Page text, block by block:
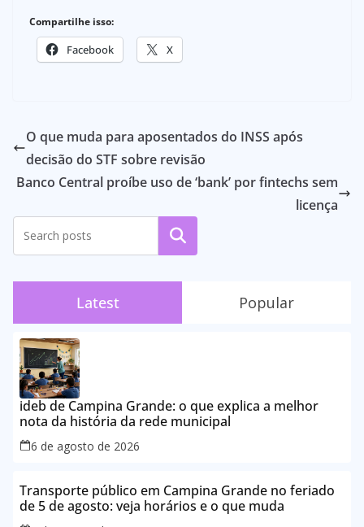
Compartilhe isso:
Facebook X
O que muda para aposentados do INSS após
decisão do STF sobre revisão
Banco Central proíbe uso de ‘bank’ por fintechs sem
licença
Pesquisar
Latest Popular
ideb de Campina Grande: o que explica a melhor
nota da história da rede municipal
6 de agosto de 2026
Transporte público em Campina Grande no feriado
de 5 de agosto: veja horários e o que muda